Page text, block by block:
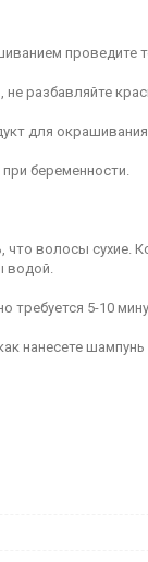
проведите
не разбавляйте
для
беременности.
что волосы сухие.
требуется 5-10
нанесете